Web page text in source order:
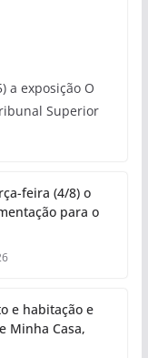
a exposição O
Superior
feira (4/8) o
para o
e habitação e
Minha Casa,